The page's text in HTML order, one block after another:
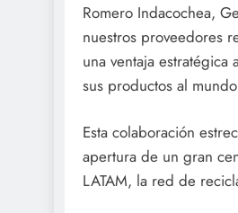
Romero Indacochea,
nuestros proveedores
una ventaja
sus productos al
Esta colaboración
apertura de un gran
LATAM, la red de